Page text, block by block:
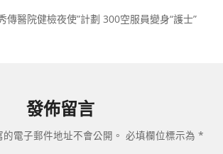
傳醫院健檢夜使”計劃 300空服員變身“護士”
發佈留言
電子郵件地址不會公開。 必填欄位標示為 *